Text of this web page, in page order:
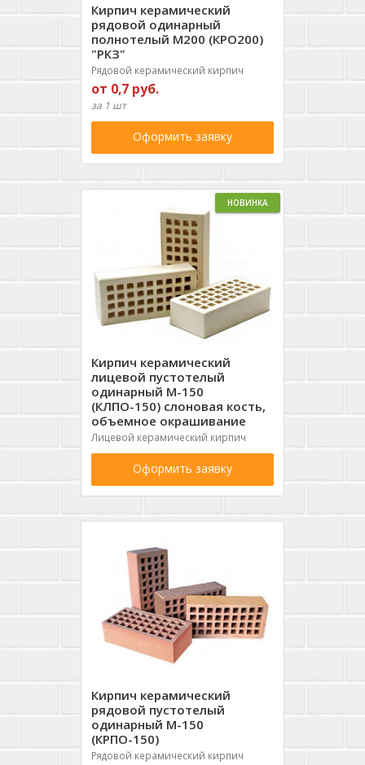
Кирпич керамический
рядовой одинарный
полнотелый М200 (КРО200)
"РКЗ"
Рядовой керамический кирпич
от 0,7 руб.
за 1 шт
Оформить заявку
НОВИНКА
Кирпич керамический
лицевой пустотелый
одинарный М-150
(КЛПО-150) слоновая кость,
объемное окрашивание
Лицевой керамический кирпич
Оформить заявку
Кирпич керамический
рядовой пустотелый
одинарный М-150
(КРПО-150)
Рядовой керамический кирпич